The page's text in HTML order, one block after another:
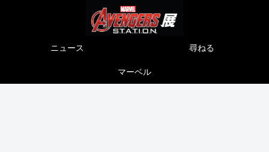
ニュース 尋ねる
マーベル